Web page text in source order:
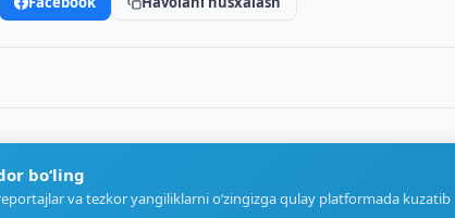
bo‘ling
va tezkor yangiliklarni o‘zingizga qulay platformada kuzatib